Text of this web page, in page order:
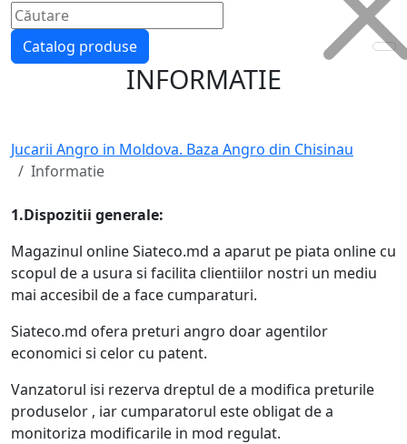
Catalog produse
INFORMATIE
Jucarii Angro in Moldova. Baza Angro din Chisinau
Informatie
1.Dispozitii generale:
Magazinul online Siateco.md a aparut pe piata online cu
scopul de a usura si facilita clientiilor nostri un mediu
mai accesibil de a face cumparaturi.
Siateco.md ofera preturi angro doar agentilor
economici si celor cu patent.
Vanzatorul isi rezerva dreptul de a modifica preturile
produselor , iar cumparatorul este obligat de a
monitoriza modificarile in mod regulat.